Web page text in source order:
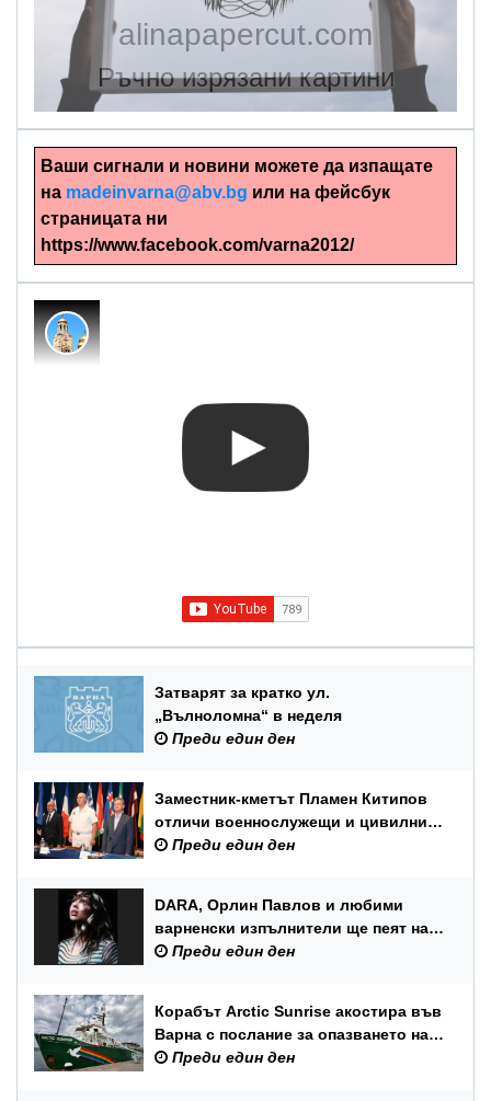
alinapapercut.com
Ръчно изрязани картини
Ваши сигнали и новини можете да изпащате
на madeinvarna@abv.bg или на фейсбук
страницата ни
https://www.facebook.com/varna2012/
Затварят за кратко ул.
„Вълноломна“ в неделя
Преди един ден
Заместник-кметът Пламен Китипов
отличи военнослужещи и цивилни
служители по повод Празника на
Преди един ден
DARA, Орлин Павлов и любими
варненски изпълнители ще пеят на
празника на Варна
Преди един ден
Корабът Arctic Sunrise акостира във
Варна с послание за опазването на
Черно море
Преди един ден